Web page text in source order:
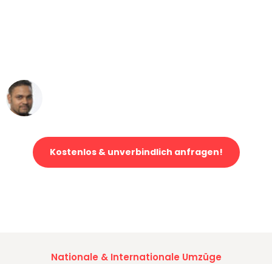
Kostenlos & unverbindlich anfragen!
Nationale & Internationale Umzüge